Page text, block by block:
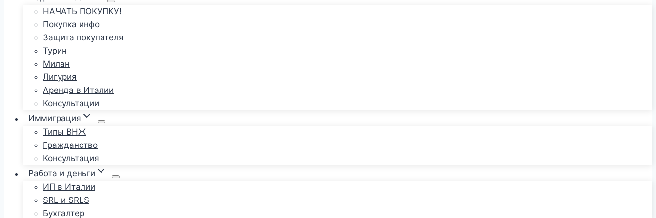
НАЧАТЬ ПОКУПКУ!
Покупка инфо
Защита покупателя
Турин
Милан
Лигурия
Аренда в Италии
Консультации
Иммиграция
Типы ВНЖ
Гражданство
Консультация
Работа и деньги
ИП в Италии
SRL и SRLS
Бухгалтер